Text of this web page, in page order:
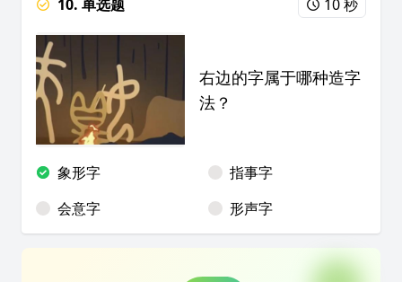
10. 单选题 10 秒
右边的字属于哪种造字
法？
象形字
指事字
会意字
形声字